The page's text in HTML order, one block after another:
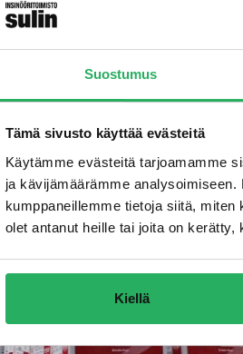
Suostumus
Tämä sivusto käyttää evästeitä
Käytämme evästeitä tarjoamamme
ja kävijämäärämme
kumppaneillemme tietoja siitä,
olet antanut heille tai joita on
Kiellä